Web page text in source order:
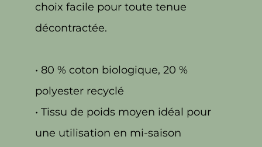
choix facile pour toute tenue
décontractée.
• 80 % coton biologique, 20 %
polyester recyclé
• Tissu de poids moyen idéal pour
une utilisation en mi-saison